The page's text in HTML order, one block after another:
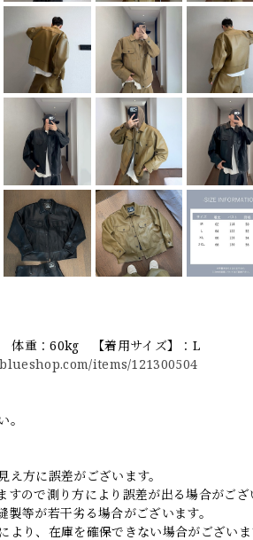
体重：60kg 【着用サイズ】：L
items/121300504
。
方に誤差がございます。
ので測り方により誤差が出る場合がござ
等が若干劣る場合がございます。
り、在庫を確保できない場合がございま